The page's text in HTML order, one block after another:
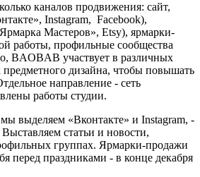
каналов продвижения: сайт,
Instagram, Facebook),
Мастеров», Etsy), ярмарки-
работы, профильные сообщества
BAOBAB участвует в различных
предметного дизайна, чтобы повышать
направление - сеть
работы студии.
выделяем «Вконтакте» и Instagram, -
статьи и новости,
группах. Ярмарки-продажи
перед праздниками - в конце декабря